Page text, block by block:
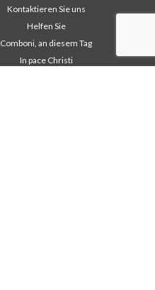
Kontaktieren Sie uns
Helfen Sie
Comboni, an diesem Tag
In pace Christi